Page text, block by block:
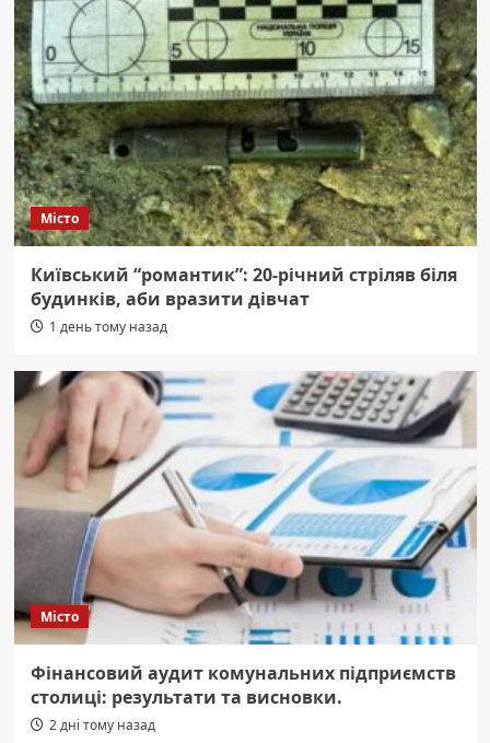
Місто
Київський “романтик”: 20-річний стріляв біля
будинків, аби вразити дівчат
1 день тому назад
Місто
Фінансовий аудит комунальних підприємств
столиці: результати та висновки.
2 дні тому назад